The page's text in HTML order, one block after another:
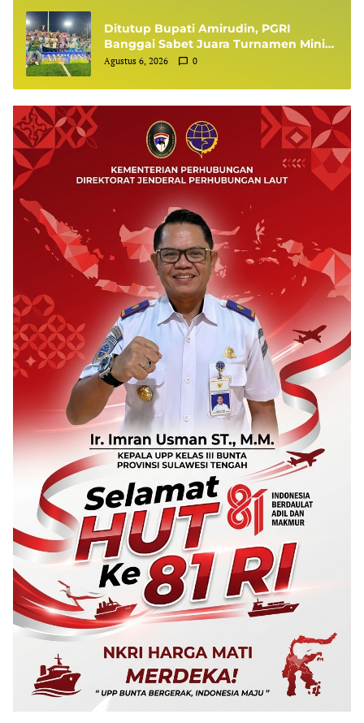
Ditutup Bupati Amirudin, PGRI
Banggai Sabet Juara Turnamen Mini
Soccer Bupati Cup ASN 2026
Agustus 6, 2026 0